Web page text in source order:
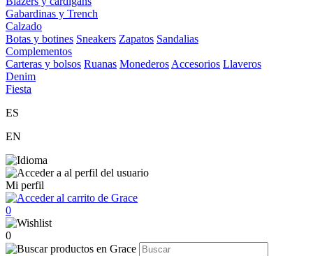
Gabardinas y Trench
Calzado
Botas y botines Sneakers Zapatos Sandalias
Complementos
Carteras y bolsos Ruanas Monederos Accesorios Llaveros
Denim
Fiesta
ES
EN
Mi perfil
0
0